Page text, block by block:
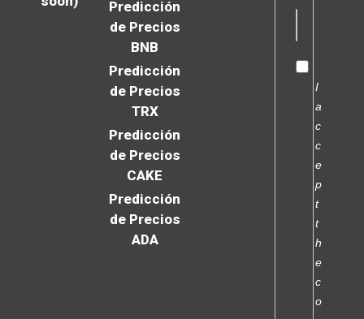
Predicción
de Precios
BNB
Predicción
de Precios
TRX
Predicción
de Precios
CAKE
Predicción
de Precios
ADA
I
a
c
c
e
p
t
t
h
e
c
o